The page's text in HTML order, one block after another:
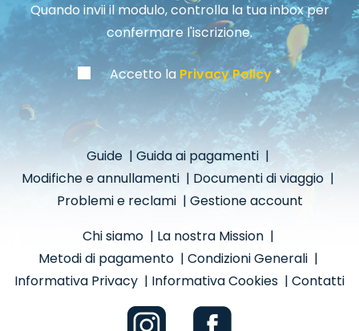
Quando invii il modulo, controlla la tua inbox per
confermare l'iscrizione.
Accetto la Privacy Policy
Guide | Guida ai pagamenti |
Modifiche e annullamenti | Documenti di viaggio |
Problemi e reclami | Gestione account
Chi siamo | La nostra Mission |
Metodi di pagamento | Condizioni Generali |
Informativa Privacy | Informativa Cookies | Contatti